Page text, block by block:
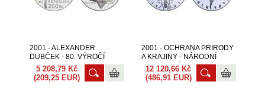
2001 - ALEXANDER
DUBČEK - 80. VÝROČÍ
NAROZENÍ
5 208,79 Kč
(209,25 EUR)
2001 - OCHRANA PŘÍRODY
A KRAJINY - NÁRODNÍ
PARK MALÁ FATRA
12 120,66 Kč
(486,91 EUR)